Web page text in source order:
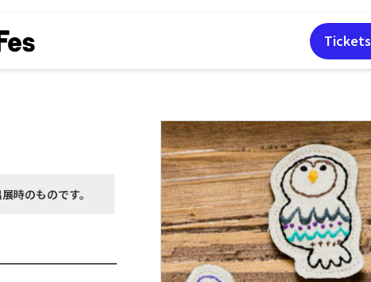
Tickets
時のものです。